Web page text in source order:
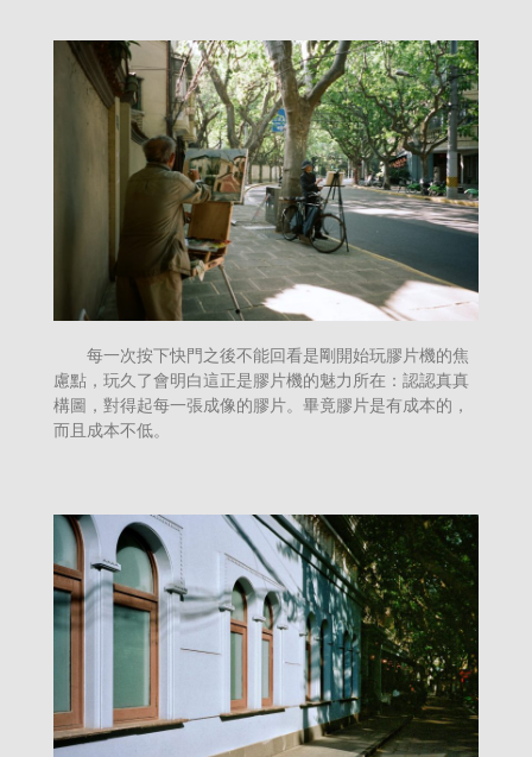
每一次按下快門之後不能回看是剛開始玩膠片機的焦
慮點，玩久了會明白這正是膠片機的魅力所在：認認真真
構圖，對得起每一張成像的膠片。畢竟膠片是有成本的，
而且成本不低。